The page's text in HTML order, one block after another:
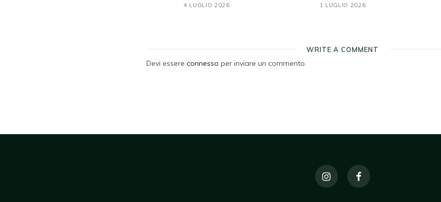
4 LUGLIO 2026 1 LUGLIO 2026
WRITE A COMMENT
Devi essereconnesso per inviare un commento.